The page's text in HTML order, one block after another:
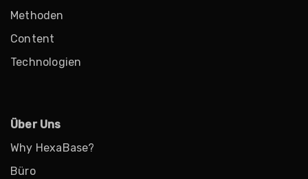
Methoden
Content
Technologien
Über Uns
Why HexaBase?
Büro